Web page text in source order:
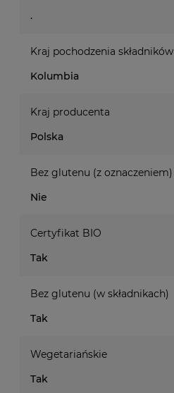
.
Kraj pochodzenia składników
Kolumbia
Kraj producenta
Polska
Bez glutenu (z oznaczeniem)
Nie
Certyfikat BIO
Tak
Bez glutenu (w składnikach)
Tak
Wegetariańskie
Tak